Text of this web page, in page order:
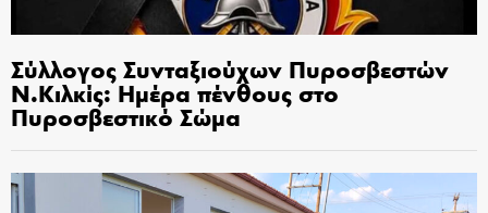
Σύλλογος Συνταξιούχων Πυροσβεστών
Ν.Κιλκίς: Ημέρα πένθους στο
Πυροσβεστικό Σώμα